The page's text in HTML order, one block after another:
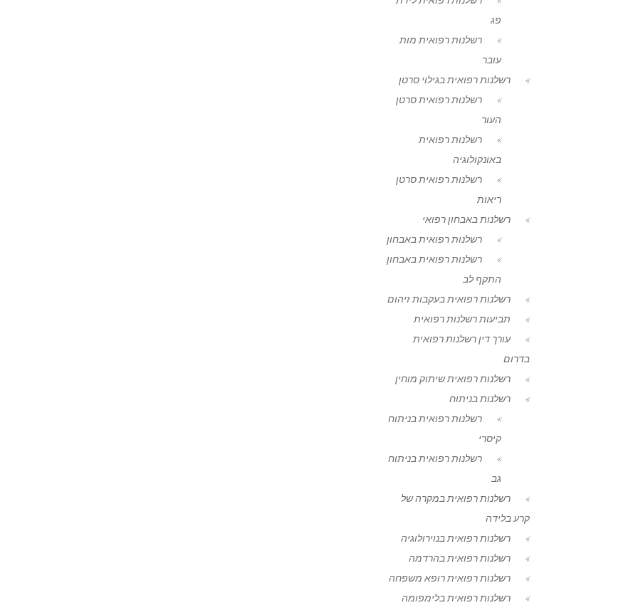
פג
רשלנות רפואית מות
עובר
רשלנות רפואית בגילוי סרטן
רשלנות רפואית סרטן
העור
רשלנות רפואית
באונקולוגיה
רשלנות רפואית סרטן
ריאות
רשלנות באבחון רפואי
רשלנות רפואית באבחון
רשלנות רפואית באבחון
התקף לב
רשלנות רפואית בעקבות זיהום
תביעות רשלנות רפואית
עורך דין רשלנות רפואית
בדרום
רשלנות רפואית שיתוק מוחין
רשלנות בניתוח
רשלנות רפואית בניתוח
קיסרי
רשלנות רפואית בניתוח
גב
רשלנות רפואית במקרה של
קרע בלידה
רשלנות רפואית בנוירולוגיה
רשלנות רפואית בהרדמה
רשלנות רפואית רופא משפחה
רשלנות רפואית בלימפומה